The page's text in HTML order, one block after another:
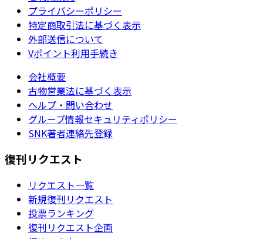
プライバシーポリシー
特定商取引法に基づく表示
外部送信について
Vポイント利用手続き
会社概要
古物営業法に基づく表示
ヘルプ・問い合わせ
グループ情報セキュリティポリシー
SNK著者連絡先登録
復刊リクエスト
リクエスト一覧
新規復刊リクエスト
投票ランキング
復刊リクエスト企画